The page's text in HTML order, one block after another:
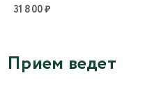
31 800 ₽
Прием ведет